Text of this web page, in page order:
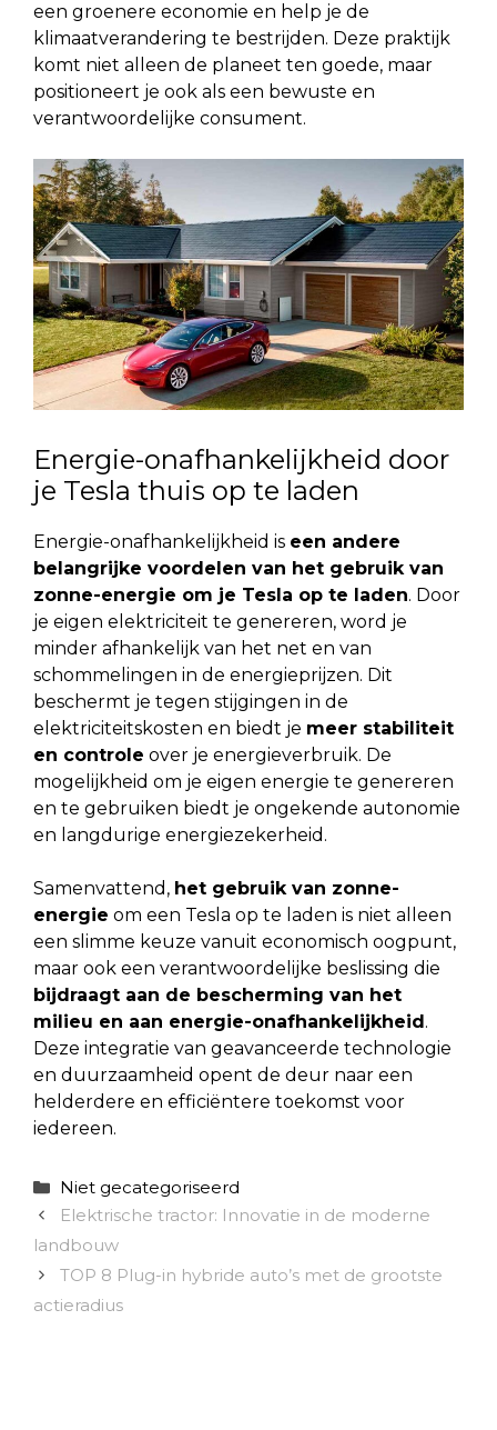
een groenere economie en help je de
klimaatverandering te bestrijden. Deze praktijk
komt niet alleen de planeet ten goede, maar
positioneert je ook als een bewuste en
verantwoordelijke consument.
Energie-onafhankelijkheid door
je Tesla thuis op te laden
Energie-onafhankelijkheid is een andere
belangrijke voordelen van het gebruik van
zonne-energie om je Tesla op te laden. Door
je eigen elektriciteit te genereren, word je
minder afhankelijk van het net en van
schommelingen in de energieprijzen. Dit
beschermt je tegen stijgingen in de
elektriciteitskosten en biedt je meer stabiliteit
en controle over je energieverbruik. De
mogelijkheid om je eigen energie te genereren
en te gebruiken biedt je ongekende autonomie
en langdurige energiezekerheid.
Samenvattend, het gebruik van zonne-
energie om een Tesla op te laden is niet alleen
een slimme keuze vanuit economisch oogpunt,
maar ook een verantwoordelijke beslissing die
bijdraagt aan de bescherming van het
milieu en aan energie-onafhankelijkheid .
Deze integratie van geavanceerde technologie
en duurzaamheid opent de deur naar een
helderdere en efficiëntere toekomst voor
iedereen.
Categorieën
Niet gecategoriseerd
Elektrische tractor: Innovatie in de moderne
landbouw
TOP 8 Plug-in hybride auto’s met de grootste
actieradius